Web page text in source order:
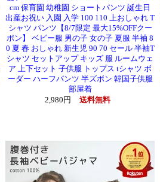
cm 保育園 幼稚園 ショートパンツ 誕生日
出産お祝い 入園 入学 100 110 上おしゃれ T
シャツ パンツ【8/7限定 最大15%OFFクー
ポン】 ベビー服 男の子 女の子 夏服 半袖 8
0 夏 春 おしゃれ 新生児 90 70 セール 半袖T
シャツ セットアップ キッズ 服 ルームウェ
ア 上下セット 子供服 トップス tシャツ ボ
ーダー ハーフパンツ 半ズボン 韓国子供服
部屋着
2,980円
送料無料